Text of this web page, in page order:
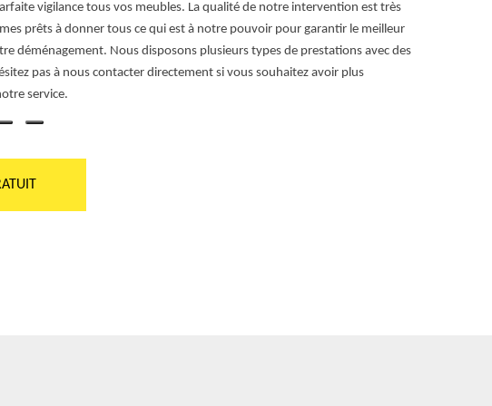
vigilance tous vos meubles. La qualité de notre intervention est très
prêts à donner tous ce qui est à notre pouvoir pour garantir le meilleur
déménagement. Nous disposons plusieurs types de prestations avec des
pas à nous contacter directement si vous souhaitez avoir plus
service.